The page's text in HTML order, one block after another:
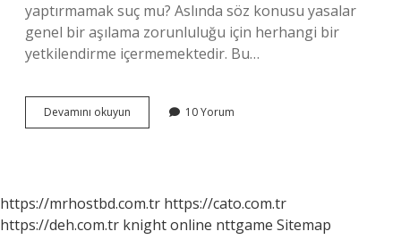
yaptırmamak suç mu? Aslında söz konusu yasalar
genel bir aşılama zorunluluğu için herhangi bir
yetkilendirme içermemektedir. Bu…
Devamını okuyun
Yaş
10 Yorum
https://mrhostbd.com.tr https://cato.com.tr
https://deh.com.tr knight online nttgame Sitemap